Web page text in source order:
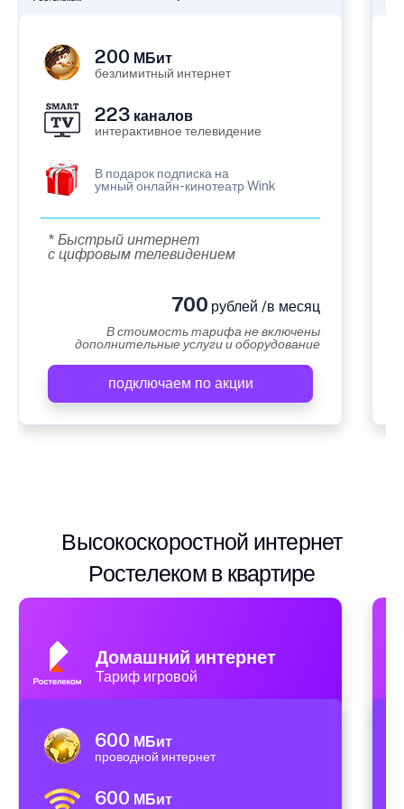
200 МБит
безлимитный интернет
223 каналов
интерактивное телевидение
В подарок подписка на
умный онлайн-кинотеатр Wink
* Быстрый интернет
с цифровым телевидением
700 рублей /в месяц
В стоимость тарифа не включены
дополнительные услуги и оборудование
подключаем по акции
Высокоскоростной интернет
Ростелеком в квартире
Домашний интернет
Тариф игровой
600 МБит
проводной интернет
600 МБит